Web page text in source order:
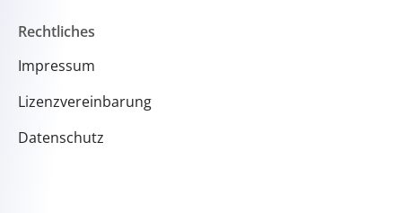
Rechtliches
Impressum
Lizenzvereinbarung
Datenschutz